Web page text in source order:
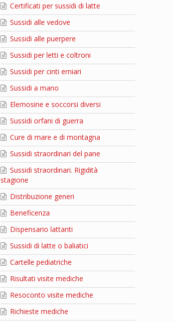
Certificati per sussidi di latte
Sussidi alle vedove
Sussidi alle puerpere
Sussidi per letti e coltroni
Sussidi per cinti erniari
Sussidi a mano
Elemosine e soccorsi diversi
Sussidi orfani di guerra
Cure di mare e di montagna
Sussidi straordinari del pane
Sussidi straordinari. Rigidità
stagione
Distribuzione generi
Beneficenza
Dispensario lattanti
Sussidi di latte o baliatici
Cartelle pediatriche
Risultati visite mediche
Resoconto visite mediche
Richieste mediche